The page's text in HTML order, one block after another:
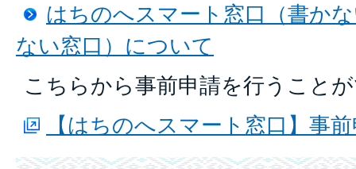
はちのへスマート窓口（書か
ない窓口）について
こちらから事前申請を行うこと
【はちのへスマート窓口】事